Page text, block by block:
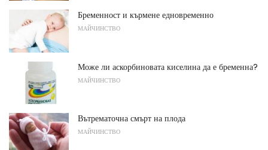
Бременност и кърмене едновременно
МАЙЧИНСТВО
Може ли аскорбиновата киселина да е бременна?
МАЙЧИНСТВО
Вътрематочна смърт на плода
МАЙЧИНСТВО